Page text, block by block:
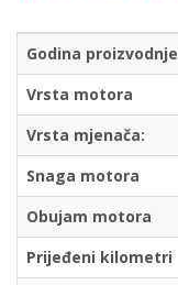
Godina proizvodnje
Vrsta motora
Vrsta mjenača:
Snaga motora
Obujam motora
Prijeđeni kilometri